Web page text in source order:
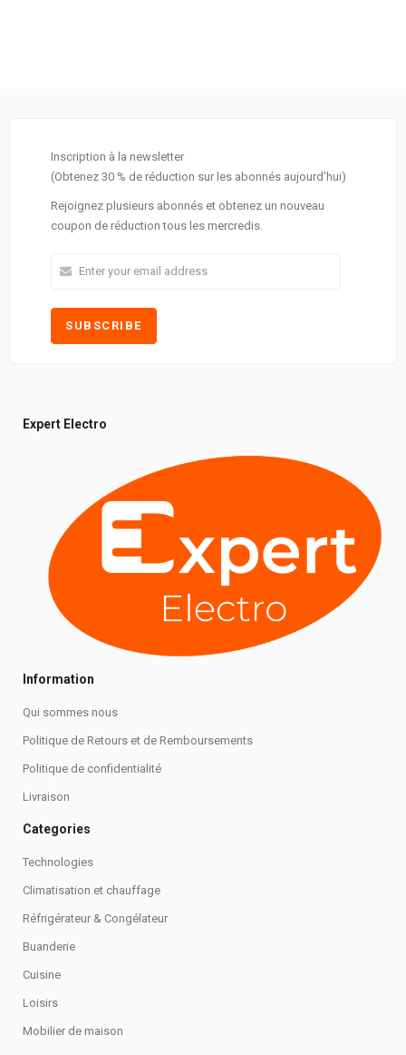
Inscription à la newsletter
(Obtenez 30 % de réduction sur les abonnés aujourd'hui)
Rejoignez plusieurs abonnés et obtenez un nouveau
coupon de réduction tous les mercredis.
Expert Electro
Information
Qui sommes nous
Politique de Retours et de Remboursements
Politique de confidentialité
Livraison
Categories
Technologies
Climatisation et chauffage
Réfrigérateur & Congélateur
Buanderie
Cuisine
Loisirs
Mobilier de maison